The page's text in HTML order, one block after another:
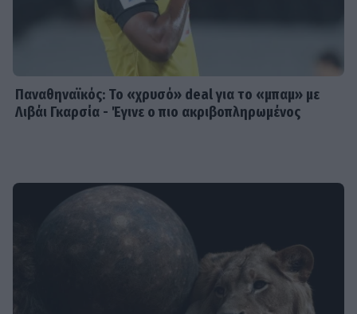
Παναθηναϊκός: Το «χρυσό» deal για το «μπαμ» με
Λιβάι Γκαρσία - Έγινε ο πιο ακριβοπληρωμένος